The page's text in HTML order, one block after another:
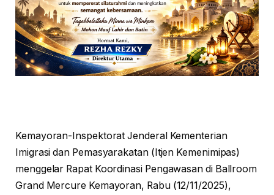
Kemayoran-Inspektorat Jenderal Kementerian
Imigrasi dan Pemasyarakatan (Itjen Kemenimipas)
menggelar Rapat Koordinasi Pengawasan di Ballroom
Grand Mercure Kemayoran, Rabu (12/11/2025),